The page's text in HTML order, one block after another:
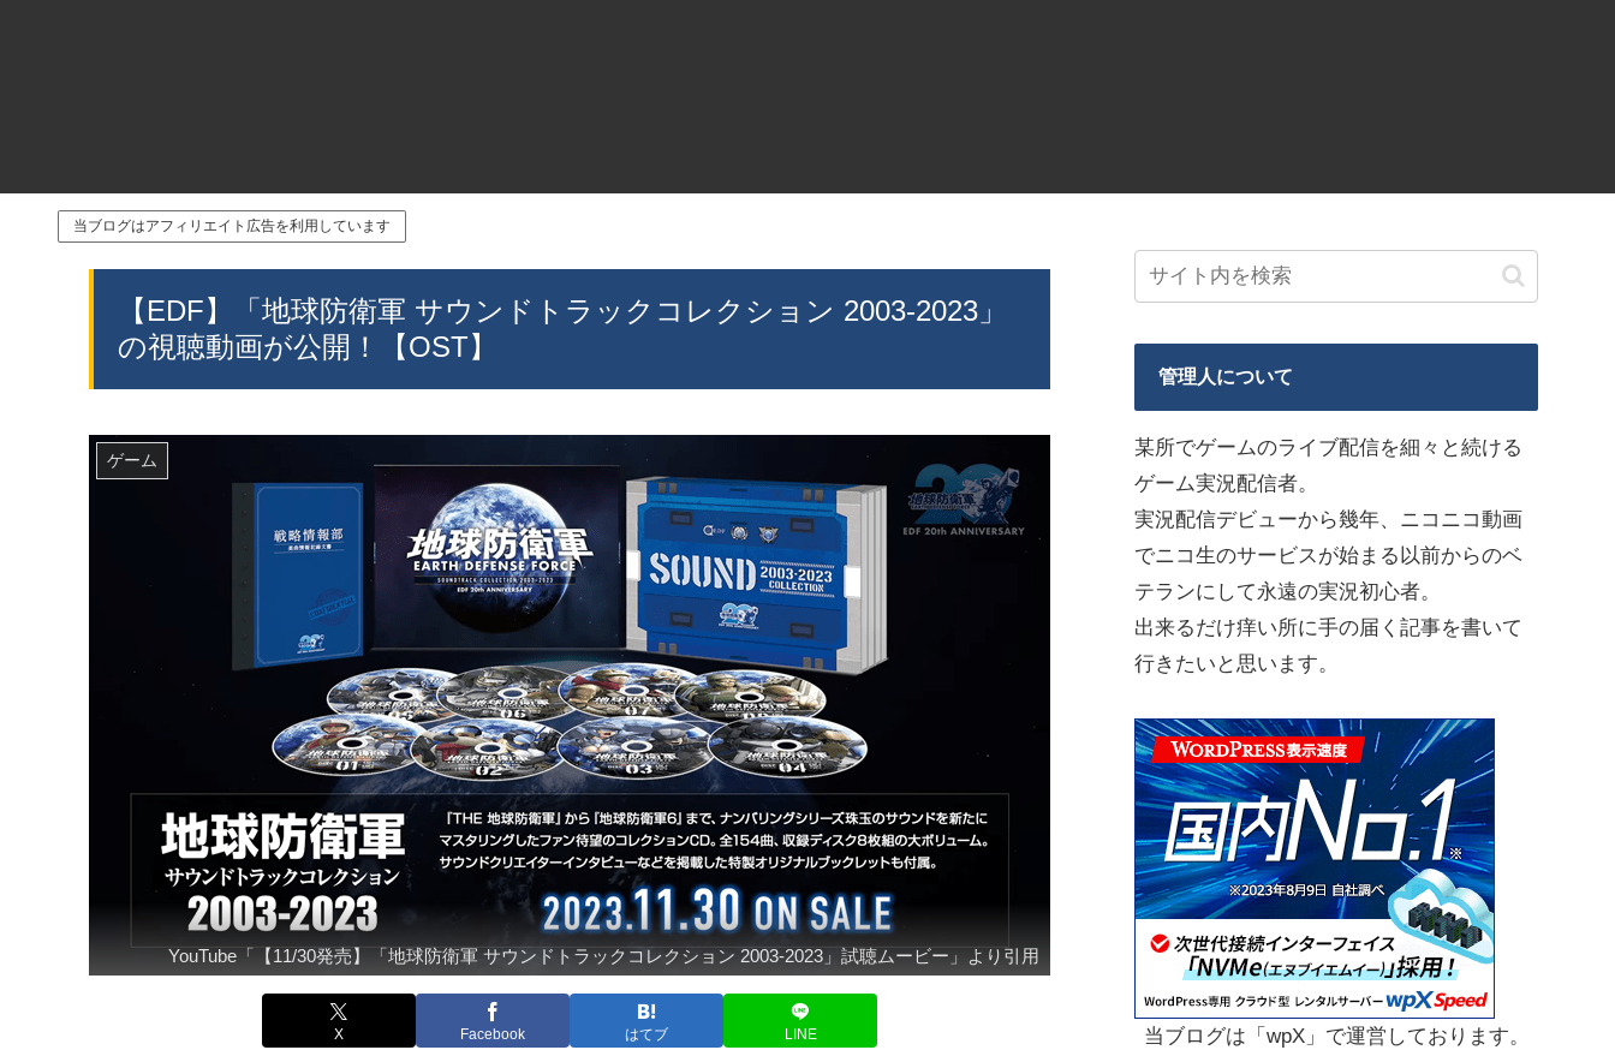
当ブログはアフィリエイト広告を利用しています
【EDF】「地球防衛軍 サウンドトラックコレクション 2003-2023」
の視聴動画が公開！【OST】
ゲーム
YouTube「【11/30発売】「地球防衛軍 サウンドトラックコレクション 2003-2023」試聴ムービー」より引用
X Facebook はてブ LINE
管理人について
某所でゲームのライブ配信を細々と続ける
ゲーム実況配信者。
実況配信デビューから幾年、ニコニコ動画
でニコ生のサービスが始まる以前からのベ
テランにして永遠の実況初心者。
出来るだけ痒い所に手の届く記事を書いて
行きたいと思います。
当ブログは「wpX」で運営しております。